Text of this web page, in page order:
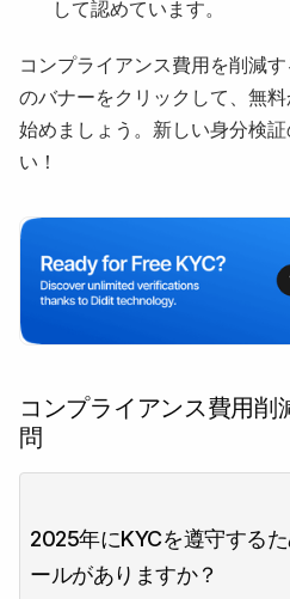
して認めています。
コンプライアンス費用を削減
のバナーをクリックして、無
始めましょう。新しい身分検
い！
コンプライアンス費用削
問
2025年にKYCを遵守する
ールがありますか？